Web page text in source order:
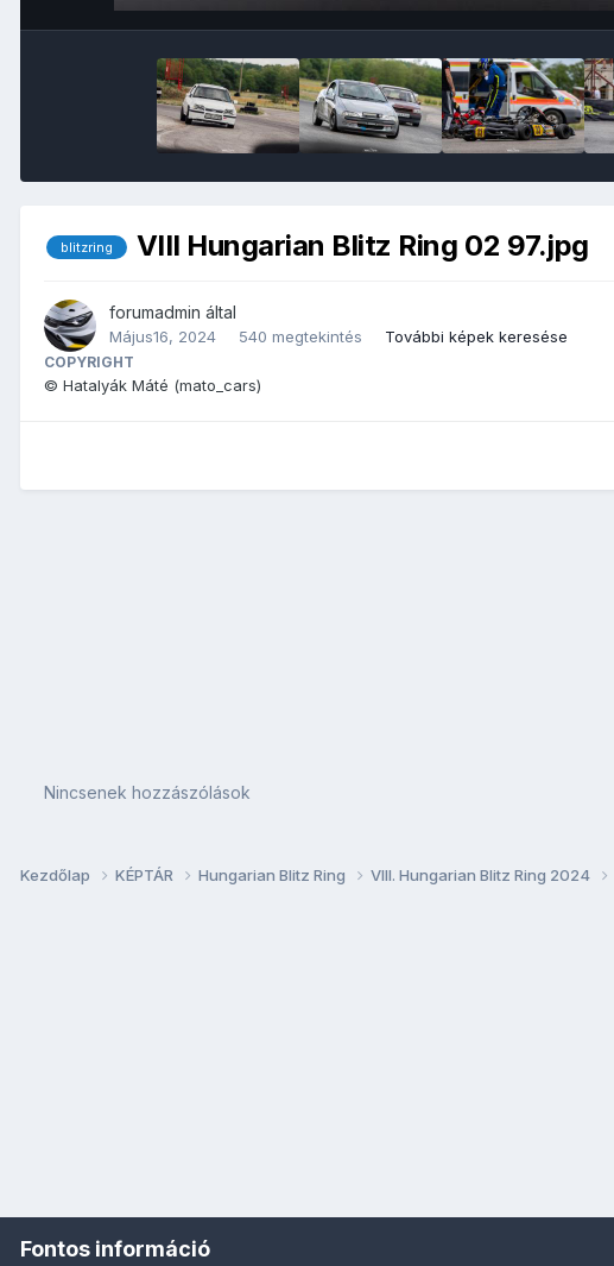
blitzring VIII Hungarian Blitz Ring 02 97.jpg
forumadmin által
Május16, 2024 540 megtekintés További képek keresése
COPYRIGHT
© Hatalyák Máté (mato_cars)
Nincsenek hozzászólások
Kezdőlap KÉPTÁR Hungarian Blitz Ring VIII. Hungarian Blitz Ring 2024
Fontos információ